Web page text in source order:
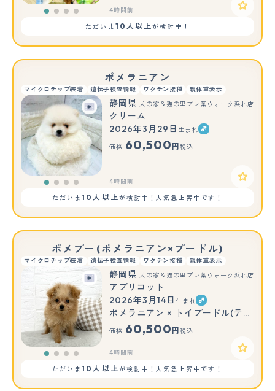
4時間前
ただいま 10人以上が検討中！
ポメラニアン
マイクロチップ装着 遺伝子検査情報 ワクチン接種 親体重表示
静岡県 犬の家＆猫の里プレ葉ウォーク浜北店
クリーム
2026年3月29日 生まれ
価格: 60,500 円 税込
4時間前
ただいま10人以上が検討中！人気急上昇中です！
ポメプー(ポメラニアン×プードル)
マイクロチップ装着 遺伝子検査情報 ワクチン接種 親体重表示
静岡県 犬の家＆猫の里プレ葉ウォーク浜北店
アプリコット
2026年3月14日 生まれ
ポメラニアン × トイプードル(ティーカップ)
価格: 60,500 円 税込
4時間前
ただいま10人以上が検討中！人気急上昇中です！